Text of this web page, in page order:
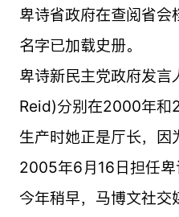
卑诗省政府在查阅省会
名字已加载史册。
卑诗新民主党政府发言
Reid)分别在2000年和
生产时她正是厅长，
2005年6月16日担任卑
今年稍早，马博文社交